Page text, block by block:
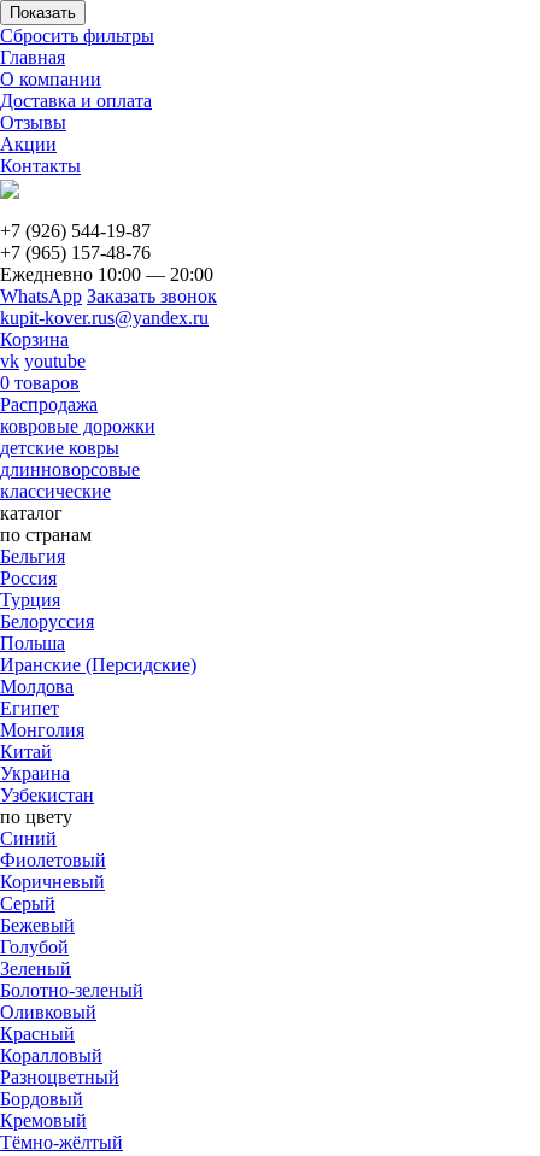
Показать
Сбросить фильтры
Главная
О компании
Доставка и оплата
Отзывы
Акции
Контакты
+7 (926) 544-19-87
+7 (965) 157-48-76
Ежедневно 10:00 — 20:00
WhatsApp Заказать звонок
kupit-kover.rus@yandex.ru
Корзина
vk youtube
0 товаров
Распродажа
ковровые дорожки
детские ковры
длинноворсовые
классические
каталог
по странам
Бельгия
Россия
Турция
Белоруссия
Польша
Иранские (Персидские)
Молдова
Египет
Монголия
Китай
Украина
Узбекистан
по цвету
Синий
Фиолетовый
Коричневый
Серый
Бежевый
Голубой
Зеленый
Болотно-зеленый
Оливковый
Красный
Коралловый
​Разноцветный
Бордовый
Кремовый
Тёмно-жёлтый